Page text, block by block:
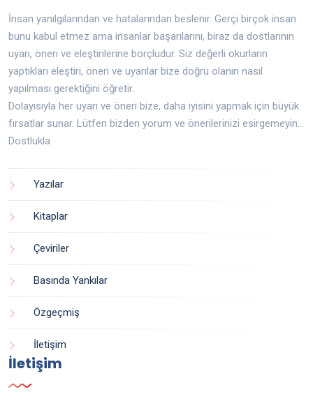
İnsan yanılgılarından ve hatalarından beslenir. Gerçi birçok insan
bunu kabul etmez ama insanlar başarılarını, biraz da dostlarının
uyarı, öneri ve eleştirilerine borçludur. Siz değerli okurların
yaptıkları eleştiri, öneri ve uyarılar bize doğru olanın nasıl
yapılması gerektiğini öğretir.
Dolayısıyla her uyarı ve öneri bize, daha iyisini yapmak için büyük
fırsatlar sunar. Lütfen bizden yorum ve önerilerinizi esirgemeyin...
Dostlukla
Yazılar
Kitaplar
Çeviriler
Basında Yankılar
Özgeçmiş
İletişim
İletişim